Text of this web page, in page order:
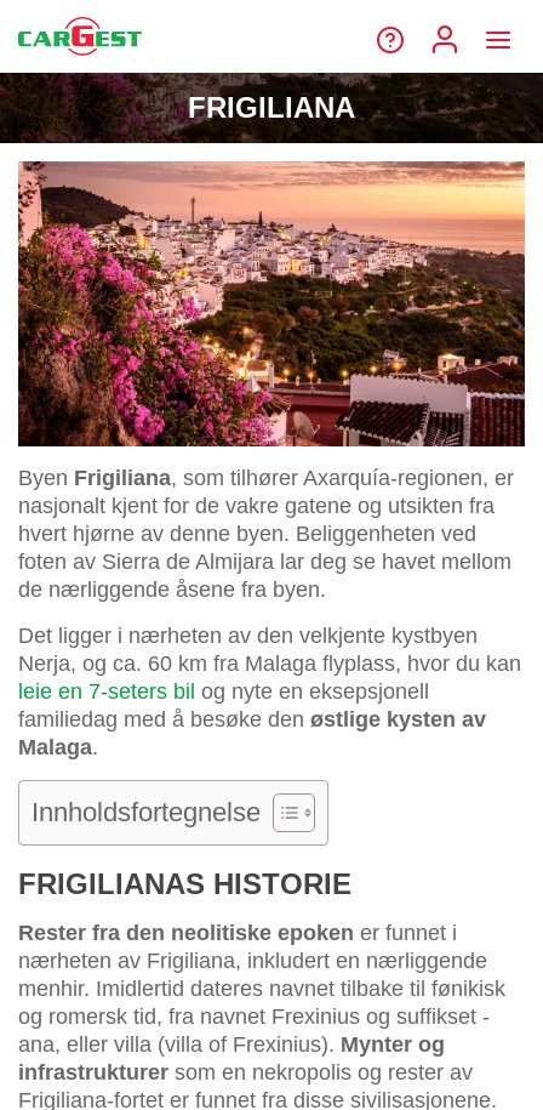
FRIGILIANA
Byen Frigiliana, som tilhører Axarquía-regionen, er
nasjonalt kjent for de vakre gatene og utsikten fra
hvert hjørne av denne byen. Beliggenheten ved
foten av Sierra de Almijara lar deg se havet mellom
de nærliggende åsene fra byen.
Det ligger i nærheten av den velkjente kystbyen
Nerja, og ca. 60 km fra Malaga flyplass, hvor du kan
leie en 7-seters bil og nyte en eksepsjonell
familiedag med å besøke den østlige kysten av
Malaga.
Innholdsfortegnelse
FRIGILIANAS HISTORIE
Rester fra den neolitiske epoken er funnet i
nærheten av Frigiliana, inkludert en nærliggende
menhir. Imidlertid dateres navnet tilbake til fønikisk
og romersk tid, fra navnet Frexinius og suffikset -
ana, eller villa (villa of Frexinius). Mynter og
infrastrukturer som en nekropolis og rester av
Frigiliana-fortet er funnet fra disse sivilisasjonene.